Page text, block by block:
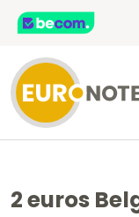
2 euros